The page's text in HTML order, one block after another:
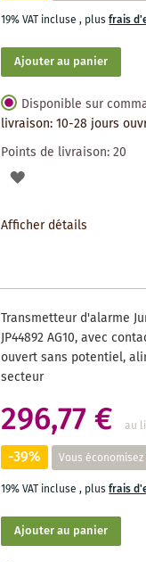
19% VAT incluse, plusfrais
Ajouter au panier
Disponible sur
livraison: 10-28 jours
Points de livraison:20
AJOUTER
SOUHAITS
Afficher détails
Transmetteur d'alarme
JP44892 AG10, avec
ouvert sans potentiel,
secteur
296,77 € au
-39% Vous économisez
19% VAT incluse, plusfrais
Ajouter au panier